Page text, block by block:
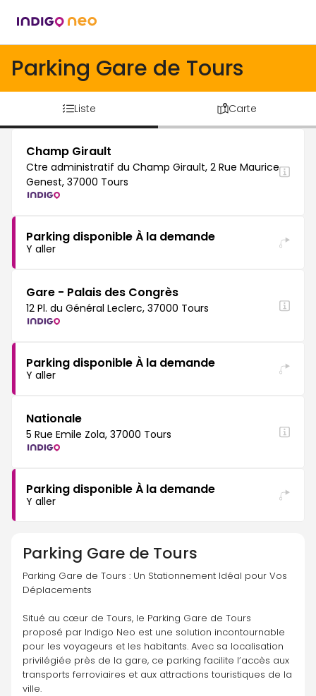
Parking Gare de Tours
Liste Carte
Champ Girault
Ctre administratif du Champ Girault, 2 Rue Maurice
Genest, 37000 Tours
Parking disponible À la demande
Y aller
Gare - Palais des Congrès
12 Pl. du Général Leclerc, 37000 Tours
Parking disponible À la demande
Y aller
Nationale
5 Rue Emile Zola, 37000 Tours
Parking disponible À la demande
Y aller
Parking Gare de Tours
Parking Gare de Tours : Un Stationnement Idéal pour Vos
Déplacements
Situé au cœur de Tours, le Parking Gare de Tours
proposé par Indigo Neo est une solution incontournable
pour les voyageurs et les habitants. Avec sa localisation
privilégiée près de la gare, ce parking facilite l’accès aux
transports ferroviaires et aux attractions touristiques de la
ville.